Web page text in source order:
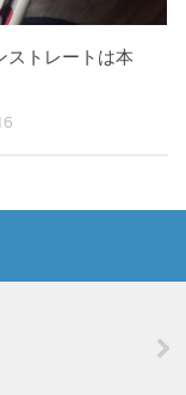
ストレートは本